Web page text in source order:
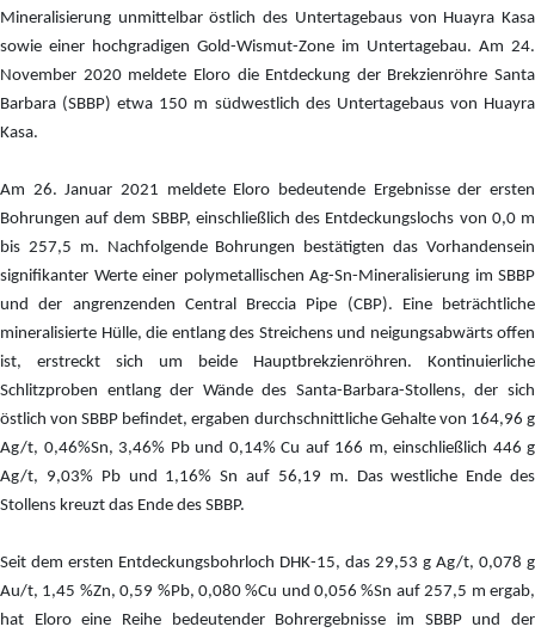
Mineralisierung unmittelbar östlich des Untertagebaus von Huayra Kasa
sowie einer hochgradigen Gold-Wismut-Zone im Untertagebau. Am 24.
November 2020 meldete Eloro die Entdeckung der Brekzienröhre Santa
Barbara (SBBP) etwa 150 m südwestlich des Untertagebaus von Huayra
Kasa.
Am 26. Januar 2021 meldete Eloro bedeutende Ergebnisse der ersten
Bohrungen auf dem SBBP, einschließlich des Entdeckungslochs von 0,0 m
bis 257,5 m. Nachfolgende Bohrungen bestätigten das Vorhandensein
signifikanter Werte einer polymetallischen Ag-Sn-Mineralisierung im SBBP
und der angrenzenden Central Breccia Pipe (CBP). Eine beträchtliche
mineralisierte Hülle, die entlang des Streichens und neigungsabwärts offen
ist, erstreckt sich um beide Hauptbrekzienröhren. Kontinuierliche
Schlitzproben entlang der Wände des Santa-Barbara-Stollens, der sich
östlich von SBBP befindet, ergaben durchschnittliche Gehalte von 164,96 g
Ag/t, 0,46%Sn, 3,46% Pb und 0,14% Cu auf 166 m, einschließlich 446 g
Ag/t, 9,03% Pb und 1,16% Sn auf 56,19 m. Das westliche Ende des
Stollens kreuzt das Ende des SBBP.
Seit dem ersten Entdeckungsbohrloch DHK-15, das 29,53 g Ag/t, 0,078 g
Au/t, 1,45 %Zn, 0,59 %Pb, 0,080 %Cu und 0,056 %Sn auf 257,5 m ergab,
hat Eloro eine Reihe bedeutender Bohrergebnisse im SBBP und der